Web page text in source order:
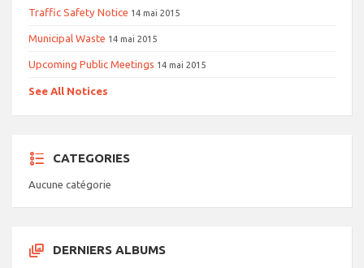
Traffic Safety Notice 14 mai 2015
Municipal Waste 14 mai 2015
Upcoming Public Meetings 14 mai 2015
See All Notices
CATEGORIES
Aucune catégorie
DERNIERS ALBUMS